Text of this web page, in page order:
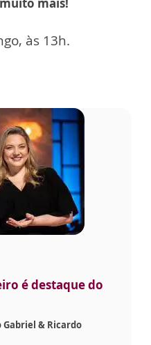
às 13h.
é destaque do
& Ricardo